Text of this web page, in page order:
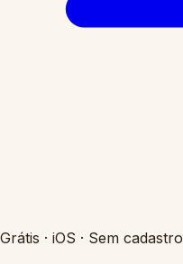
Grátis · iOS · Sem cadastro